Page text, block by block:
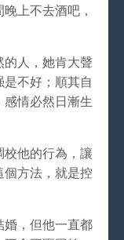
上不去酒吧，
人，她肯大聲
不好；順其自
情必然日漸生
他的行為，讓
方法，就是控
婚，但他一直都